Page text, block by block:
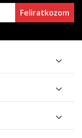
Feliratkozom